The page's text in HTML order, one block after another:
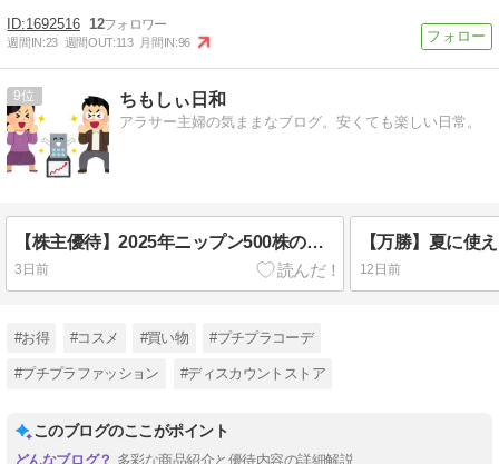
1692516 12
週間IN:23 週間OUT:113 月間IN:96
9 ちもしぃ日和
アラサー主婦の気ままなブログ。安くても楽しい日常。
【株主優待】2025年ニップン500株の優待商品の中身を紹介します。
3日前 12日前
#お得 #コスメ #買い物 #プチプラコーデ
#プチプラファッション #ディスカウントストア
このブログのここがポイント
多彩な商品紹介と優待内容の詳細解説